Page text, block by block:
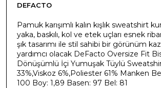
DEFACTO
Pamuk karışımlı kalın kışlık sweatshirt
yaka, baskılı, kol ve etek uçları esnek
şık tasarımı ile stil sahibi bir görünüm
yardımcı olacak DeFacto Oversize Fit
Dönüşümlü İçi Yumuşak Tüylü
33%,Viskoz 6%,Poliester 61% Manken
100 Boy: 1,89 Basen: 97 Bel: 81